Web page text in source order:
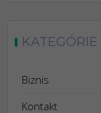
KATEGÓRIE
Biznis
Kontakt